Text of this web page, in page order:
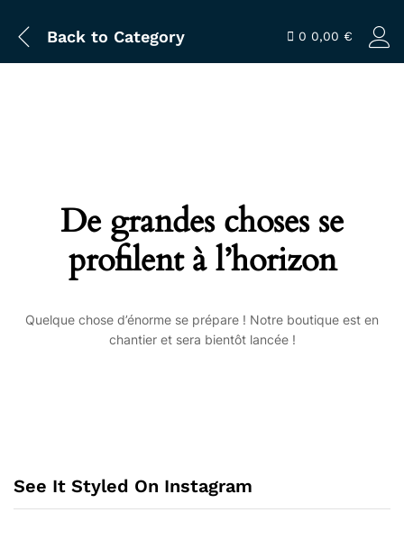
Back to Category 0 0,00 €
De grandes choses se
profilent à l’horizon
Quelque chose d’énorme se prépare ! Notre boutique est en
chantier et sera bientôt lancée !
See It Styled On Instagram